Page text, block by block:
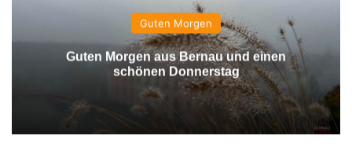
Guten Morgen
Guten Morgen aus Bernau und einen
schönen Donnerstag